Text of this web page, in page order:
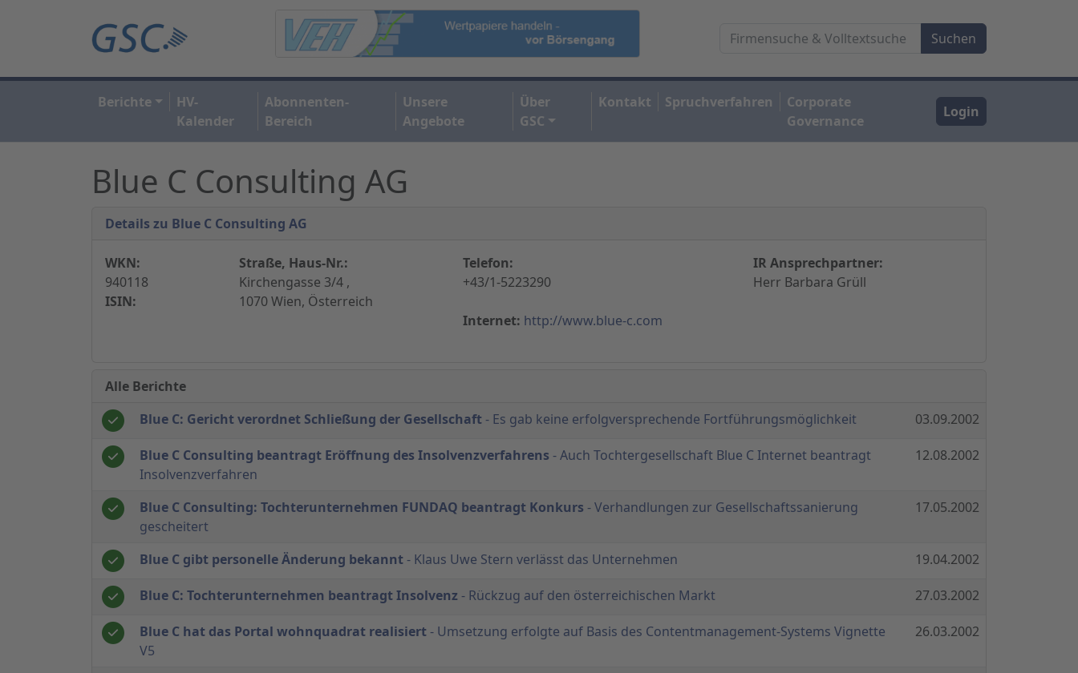
Berichte
HV-
Kalender
Abonnenten-
Bereich
Unsere
Angebote
Über
GSC
Kontakt Spruchverfahren
Corporate
Governance
Login
Blue C Consulting AG
Details zu Blue C Consulting AG
WKN:
940118
ISIN:
Straße, Haus-Nr.:
Kirchengasse 3/4 ,
1070 Wien, Österreich
Telefon:
+43/1-5223290
Internet: http://www.blue-c.com
IR Ansprechpartner:
Herr Barbara Grüll
Alle Berichte
Blue C: Gericht verordnet Schließung der Gesellschaft - Es gab keine erfolgversprechende Fortführungsmöglichkeit 03.09.2002
Blue C Consulting beantragt Eröffnung des Insolvenzverfahrens - Auch Tochtergesellschaft Blue C Internet beantragt
Insolvenzverfahren
12.08.2002
Blue C Consulting: Tochterunternehmen FUNDAQ beantragt Konkurs - Verhandlungen zur Gesellschaftssanierung
gescheitert
17.05.2002
Blue C gibt personelle Änderung bekannt- Klaus Uwe Stern verlässt das Unternehmen 19.04.2002
Blue C: Tochterunternehmen beantragt Insolvenz - Rückzug auf den österreichischen Markt 27.03.2002
Blue C hat das Portal wohnquadrat realisiert- Umsetzung erfolgte auf Basis des Contentmanagement-Systems Vignette
V5
26.03.2002